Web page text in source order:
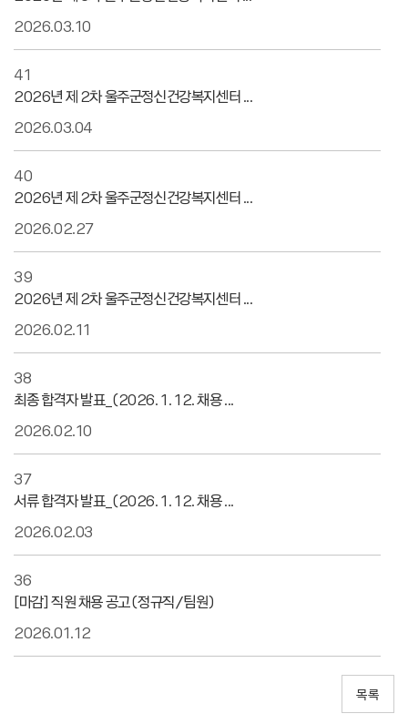
2026.03.10
41
2026년 제 2차 울주군정신건강복지센터 ...
2026.03.04
40
2026년 제 2차 울주군정신건강복지센터 ...
2026.02.27
39
2026년 제 2차 울주군정신건강복지센터 ...
2026.02.11
38
최종 합격자 발표_(2026. 1. 12. 채용 ...
2026.02.10
37
서류 합격자 발표_(2026. 1. 12. 채용 ...
2026.02.03
36
[마감] 직원 채용 공고 (정규직/팀원)
2026.01.12